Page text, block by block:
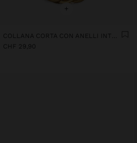
+
COLLANA CORTA CON ANELLI INTRECCIATI
CHF 29,90